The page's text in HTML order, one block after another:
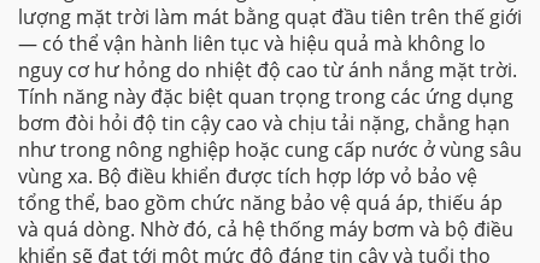
lượng mặt trời làm mát bằng quạt đầu tiên trên thế giới
— có thể vận hành liên tục và hiệu quả mà không lo
nguy cơ hư hỏng do nhiệt độ cao từ ánh nắng mặt trời.
Tính năng này đặc biệt quan trọng trong các ứng dụng
bơm đòi hỏi độ tin cậy cao và chịu tải nặng, chẳng hạn
như trong nông nghiệp hoặc cung cấp nước ở vùng sâu
vùng xa. Bộ điều khiển được tích hợp lớp vỏ bảo vệ
tổng thể, bao gồm chức năng bảo vệ quá áp, thiếu áp
và quá dòng. Nhờ đó, cả hệ thống máy bơm và bộ điều
khiển sẽ đạt tới một mức độ đáng tin cậy và tuổi thọ